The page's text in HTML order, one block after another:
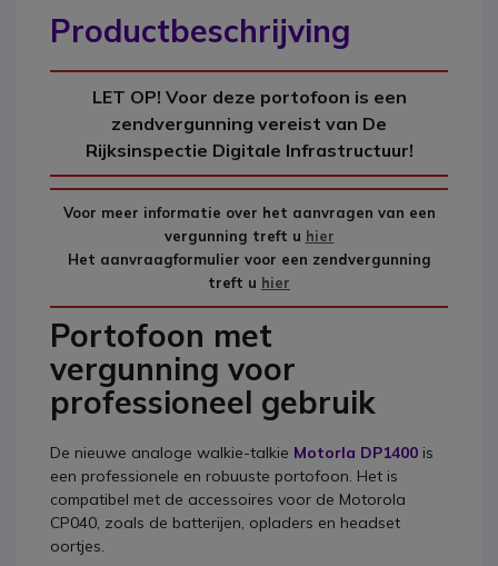
Productbeschrijving
LET OP! Voor deze portofoon is een
zendvergunning vereist van De
Rijksinspectie Digitale Infrastructuur!
Voor meer informatie over het aanvragen van een
vergunning treft u hier
Het aanvraagformulier voor een zendvergunning
treft u hier
Portofoon met
vergunning voor
professioneel gebruik
De nieuwe analoge walkie-talkie Motorla DP1400 is
een professionele en robuuste portofoon. Het is
compatibel met de accessoires voor de Motorola
CP040, zoals de batterijen, opladers en headset
oortjes.